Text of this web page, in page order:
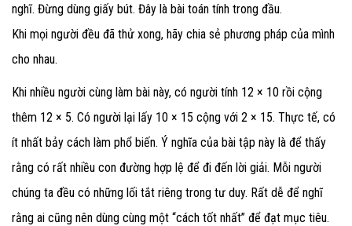
nghĩ. Đừng dùng giấy bút. Đây là bài toán tính trong đầu.
Khi mọi người đều đã thử xong, hãy chia sẻ phương pháp của mình
cho nhau.
Khi nhiều người cùng làm bài này, có người tính 12 × 10 rồi cộng
thêm 12 × 5. Có người lại lấy 10 × 15 cộng với 2 × 15. Thực tế, có
ít nhất bảy cách làm phổ biến. Ý nghĩa của bài tập này là để thấy
rằng có rất nhiều con đường hợp lệ để đi đến lời giải. Mỗi người
chúng ta đều có những lối tắt riêng trong tư duy. Rất dễ để nghĩ
rằng ai cũng nên dùng cùng một “cách tốt nhất” để đạt mục tiêu.